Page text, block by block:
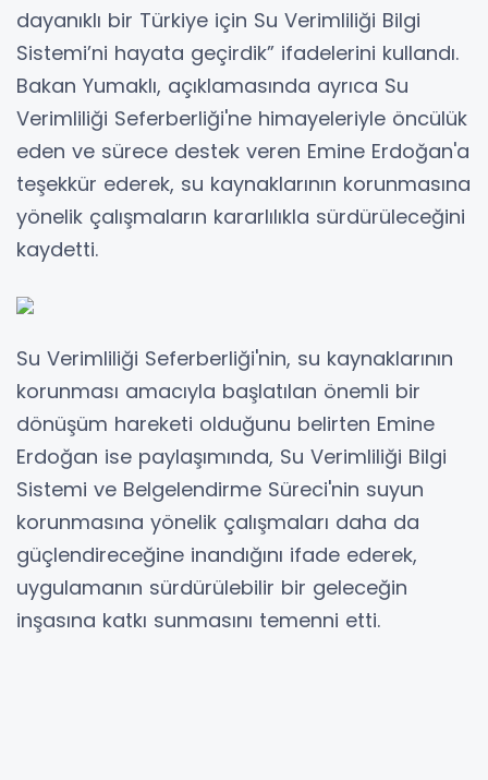
dayanıklı bir Türkiye için Su Verimliliği Bilgi
Sistemi’ni hayata geçirdik” ifadelerini kullandı.
Bakan Yumaklı, açıklamasında ayrıca Su
Verimliliği Seferberliği'ne himayeleriyle öncülük
eden ve sürece destek veren Emine Erdoğan'a
teşekkür ederek, su kaynaklarının korunmasına
yönelik çalışmaların kararlılıkla sürdürüleceğini
kaydetti.
Su Verimliliği Seferberliği'nin, su kaynaklarının
korunması amacıyla başlatılan önemli bir
dönüşüm hareketi olduğunu belirten Emine
Erdoğan ise paylaşımında, Su Verimliliği Bilgi
Sistemi ve Belgelendirme Süreci'nin suyun
korunmasına yönelik çalışmaları daha da
güçlendireceğine inandığını ifade ederek,
uygulamanın sürdürülebilir bir geleceğin
inşasına katkı sunmasını temenni etti.